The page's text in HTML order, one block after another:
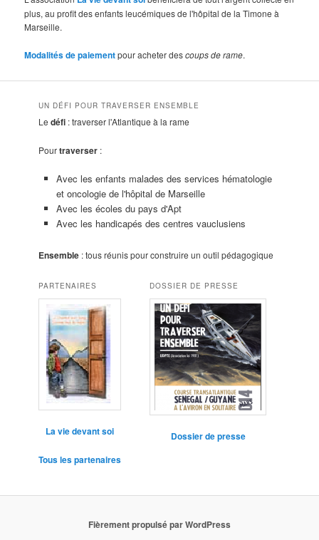
plus, au profit des enfants leucémiques de l'hôpital de la Timone à
Marseille.
Modalités de paiementpour acheter descoups de rame.
UN DÉFI POUR TRAVERSER ENSEMBLE
Ledéfi : traverser l'Atlantique à la rame
Pourtraverser :
Avec les enfants malades des services hématologie
et oncologie de l'hôpital de Marseille
Avec les écoles du pays d'Apt
Avec les handicapés des centres vauclusiens
Ensemble : tous réunis pour construire un outil pédagogique
PARTENAIRES
La vie devant soi
Tous les partenaires
DOSSIER DE PRESSE
Dossier de presse
Fièrement propulsé par WordPress